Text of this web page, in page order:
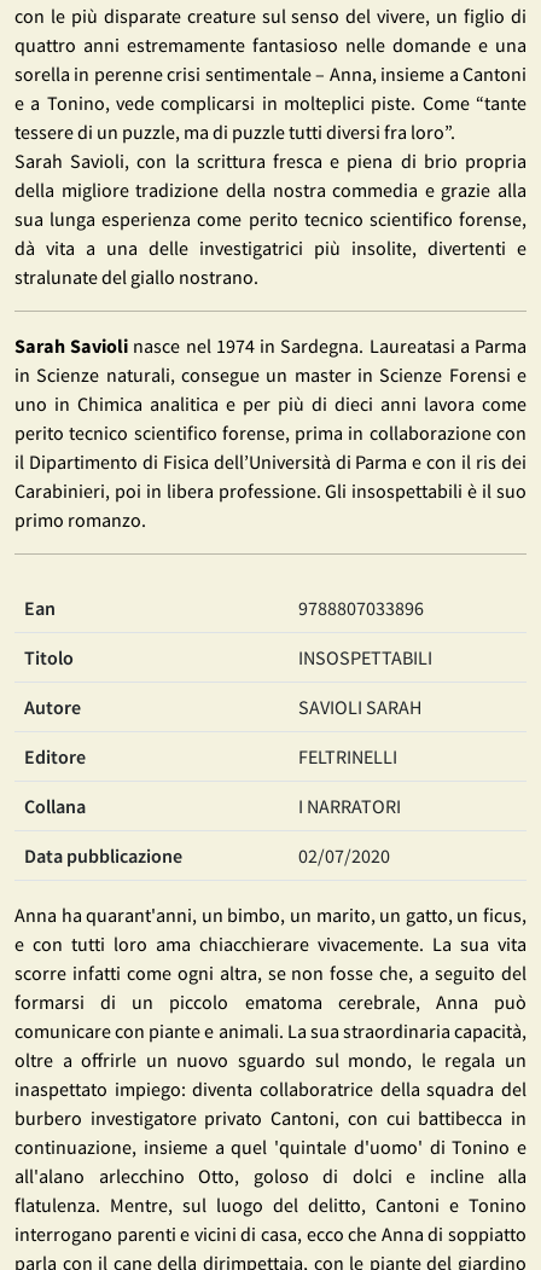
con le più disparate creature sul senso del vivere, un figlio di
quattro anni estremamente fantasioso nelle domande e una
sorella in perenne crisi sentimentale – Anna, insieme a Cantoni
e a Tonino, vede complicarsi in molteplici piste. Come “tante
tessere di un puzzle, ma di puzzle tutti diversi fra loro”.
Sarah Savioli, con la scrittura fresca e piena di brio propria
della migliore tradizione della nostra commedia e grazie alla
sua lunga esperienza come perito tecnico scientifico forense,
dà vita a una delle investigatrici più insolite, divertenti e
stralunate del giallo nostrano.
Sarah Savioli nasce nel 1974 in Sardegna. Laureatasi a Parma
in Scienze naturali, consegue un master in Scienze Forensi e
uno in Chimica analitica e per più di dieci anni lavora come
perito tecnico scientifico forense, prima in collaborazione con
il Dipartimento di Fisica dell’Università di Parma e con il ris dei
Carabinieri, poi in libera professione. Gli insospettabili è il suo
primo romanzo.
Ean 9788807033896
Titolo INSOSPETTABILI
Autore SAVIOLI SARAH
Editore FELTRINELLI
Collana I NARRATORI
Data pubblicazione 02/07/2020
Anna ha quarant'anni, un bimbo, un marito, un gatto, un ficus,
e con tutti loro ama chiacchierare vivacemente. La sua vita
scorre infatti come ogni altra, se non fosse che, a seguito del
formarsi di un piccolo ematoma cerebrale, Anna può
comunicare con piante e animali. La sua straordinaria capacità,
oltre a offrirle un nuovo sguardo sul mondo, le regala un
inaspettato impiego: diventa collaboratrice della squadra del
burbero investigatore privato Cantoni, con cui battibecca in
continuazione, insieme a quel 'quintale d'uomo' di Tonino e
all'alano arlecchino Otto, goloso di dolci e incline alla
flatulenza. Mentre, sul luogo del delitto, Cantoni e Tonino
interrogano parenti e vicini di casa, ecco che Anna di soppiatto
parla con il cane della dirimpettaia, con le piante del giardino